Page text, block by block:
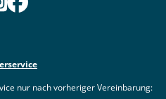
nur nach vorheriger Vereinbarung: